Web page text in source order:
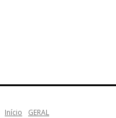
Início GERAL